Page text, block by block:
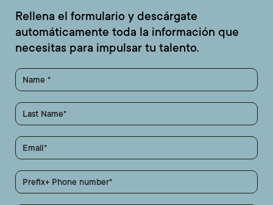
Rellena el formulario y descárgate
automáticamente toda la información que
necesitas para impulsar tu talento.
Name
Last Name
Email
Prefix+ Phone number